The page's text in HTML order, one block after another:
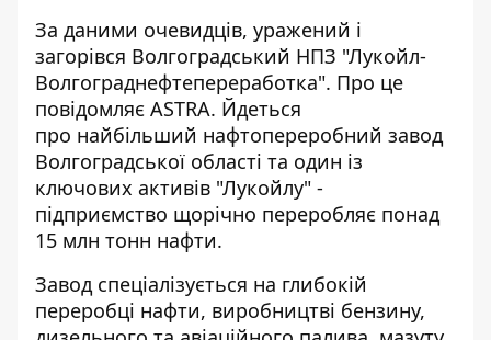
За даними очевидців, уражений і
загорівся Волгоградський НПЗ "Лукойл-
Волгограднефтепереработка". Про це
повідомляє ASTRА. Йдеться
про найбільший нафтопереробний завод
Волгоградської області та один із
ключових активів "Лукойлу" -
підприємство щорічно переробляє понад
15 млн тонн нафти.
Завод спеціалізується на глибокій
переробці нафти, виробництві бензину,